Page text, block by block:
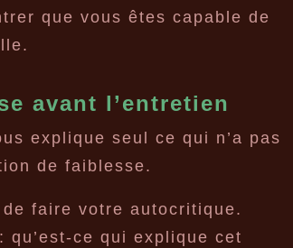
que vous êtes capable de
avant l’entretien
explique seul ce qui n’a pas
de faiblesse.
faire votre autocritique.
qu’est-ce qui explique cet